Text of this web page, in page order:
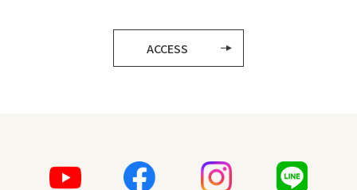
ACCESS